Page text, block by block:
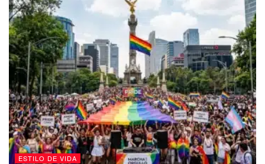
una energía nueva y fresca. Se pueden abrir nuevas vías
para comunicarte o desplazarte.
Piscis
Los próximos quince días se tratan de comenzar de nuevo
y organizar tu dinero y objetivos comerciales. La Luna
Nueva de hoy te favorece para explorar nuevas opciones
laborales, para mirar tus planes económicos y financieros
de manera más realista.
ESTILO DE VIDA